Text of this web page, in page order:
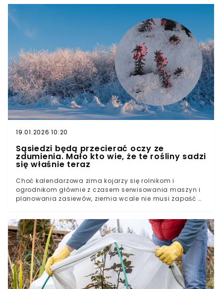
świeczki.Zimorodek nie przyleci do karmnika z ziarnem.
Nie skusi go słonina ani kule tłuszczowe. To drapieżnik
doskonały, wyspecjalizowany w polowaniu na wodne
stworzenia. Aby zobaczyć ten "błękitny pocisk" za
oknem, musisz stworzyć mu kompletny ekosystem. Oto
naukowo potwierdzone metody, które zwiększą Twoje
szanse.
19.01.2026 10:20
Sąsiedzi będą przecierać oczy ze
zdumienia. Mało kto wie, że te rośliny sadzi
się właśnie teraz
Choć kalendarzowa zima kojarzy się rolnikom i
ogrodnikom głównie z czasem serwisowania maszyn i
planowania zasiewów, ziemia wcale nie musi zapaść w
które nie tylko wytrzymają ujemne temperatury, ale
wręcz potrzebują chłodu, by pokazać swoje prawdziwe
oblicze? Wybraliśmy trzy gatunki, które odmienią twój
ogród, gdy wszystko inne wokół szarzeje.Czy zimowe
sadzenie w ogóle ma sens?Rośliny sadzone zimą. Trzej
wielbiciele mrozuJak zadbać o rośliny zimą?